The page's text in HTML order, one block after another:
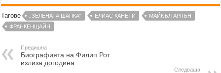
Тагове „ЗЕЛЕНАТА ШАПКА” ЕЛИАС КАНЕТИ
МАЙКЪЛ АРЛЪН
ФРАНКЕНЩАЙН
Предишна
Биографията на Филип Рот
излиза догодина
Следваща